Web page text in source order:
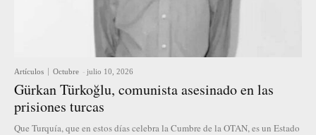
Artículos Octubre - julio 10, 2026
Gürkan Türkoğlu, comunista asesinado en las
prisiones turcas
Que Turquía, que en estos días celebra la Cumbre de la OTAN, es un Estado